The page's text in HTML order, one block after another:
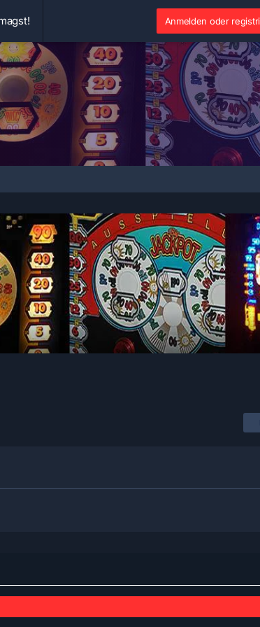
Anmelden oder